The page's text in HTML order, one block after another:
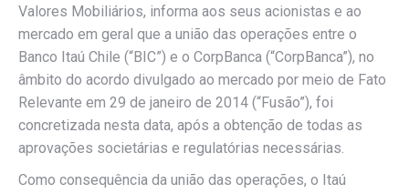
Valores Mobiliários, informa aos seus acionistas e ao
mercado em geral que a união das operações entre o
Banco Itaú Chile (“BIC”) e o CorpBanca (“CorpBanca”), no
âmbito do acordo divulgado ao mercado por meio de Fato
Relevante em 29 de janeiro de 2014 (“Fusão”), foi
concretizada nesta data, após a obtenção de todas as
aprovações societárias e regulatórias necessárias.
Como consequência da união das operações, o Itaú